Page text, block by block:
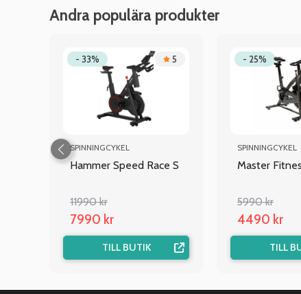
Andra populära produkter
- 33% 5
SPINNINGCYKEL
Hammer Speed Race S
11990 kr
7990 kr
TILL BUTIK
- 25%
SPINNINGCYKEL
Master
5990 kr
4490 kr
TILL